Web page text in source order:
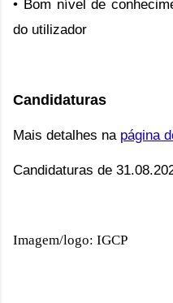
• Bom nível de
do utilizador
Candidaturas
Mais detalhes na página
Candidaturas de
Imagem/logo: IGCP